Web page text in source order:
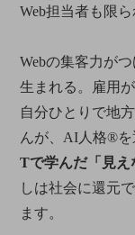
Web担当者も限
Webの集客力が
生まれる。雇用
自分ひとりで地
んが、AI人格®
Tで学んだ「見
しは社会に還元
ます。